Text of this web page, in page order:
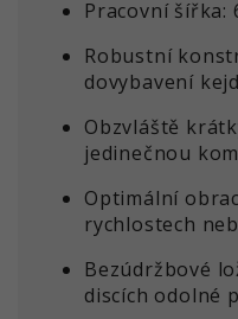
Pracovní šířka:
Robustní
dovybavení
Obzvláště
jedinečnou
Optimální
rychlostech
Bezúdržbové
discích odolné